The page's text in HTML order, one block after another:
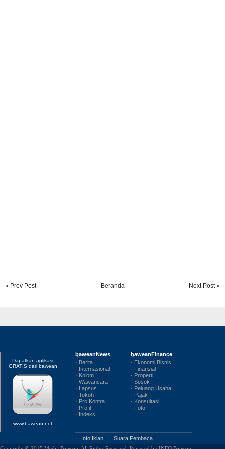
« Prev Post Next Post »
Beranda
Dapatkan aplikasi
GRATIS dari bawean
www.bawean.net
baweanNews
· Berita
· Internasional
· Kolom
· Wawancara
· Lapsus
· Tokoh
· Pro Kontra
· Profil
· Indeks
baweanFinance
· Ekonomi Bisnis
· Finansial
· Properti
· Sosok
· Peluang Usaha
· Pajak
· Konsultasi
· Foto
· Info Iklan ·
Suara Pembaca